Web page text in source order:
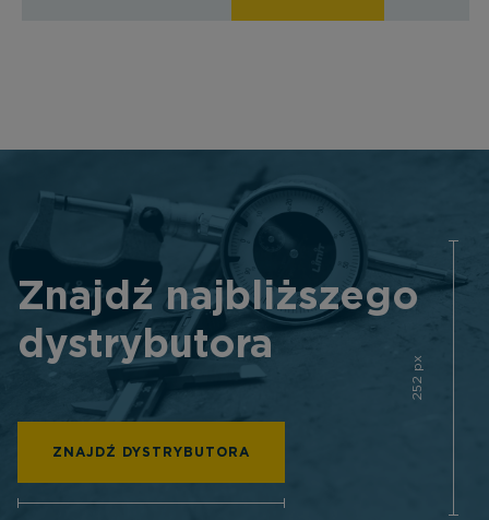
Znajdź najbliższego
dystrybutora
ZNAJDŹ DYSTRYBUTORA
252 px